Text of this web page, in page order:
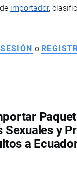
importador,
o
Sexuales y
a